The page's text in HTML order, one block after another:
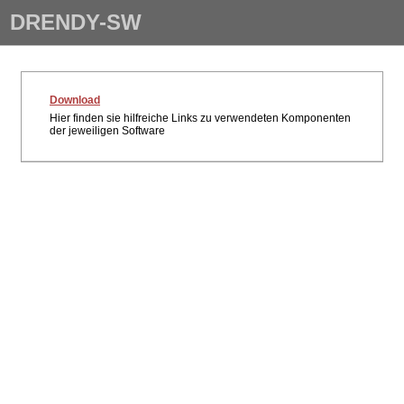
DRENDY-SW
Download
Hier finden sie hilfreiche Links zu verwendeten Komponenten
der jeweiligen Software